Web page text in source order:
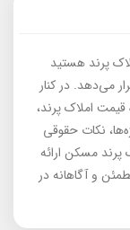
پرند هستید
می‌دهد. در کنار
املاک پرند،
نکات حقوقی
پرند مسکن ارائه
و آگاهانه در